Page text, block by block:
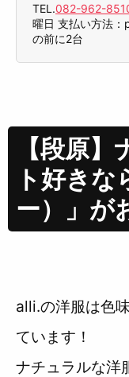
TEL.082-962-
曜日 支払い方法
の前に2台
【段原
ト好きな
ー）」が
alli.の洋服は色
ています！
ナチュラルな洋